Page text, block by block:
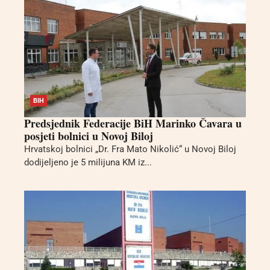
BIH
Predsjednik Federacije BiH Marinko Čavara u
posjeti bolnici u Novoj Biloj
Hrvatskoj bolnici „Dr. Fra Mato Nikolić“ u Novoj Biloj
dodijeljeno je 5 milijuna KM iz...